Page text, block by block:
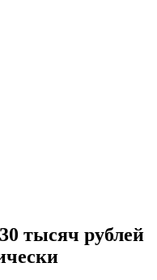
тысяч рублей